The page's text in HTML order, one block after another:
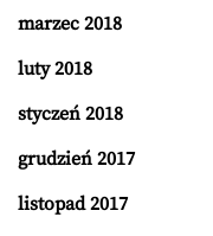
marzec 2018
luty 2018
styczeń 2018
grudzień 2017
listopad 2017